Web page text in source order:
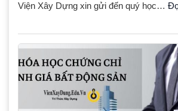
Viện Xây Dựng xin gửi đến quý học…